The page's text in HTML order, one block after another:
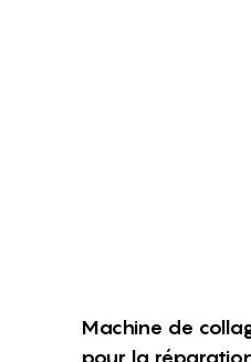
Machine de
pour la